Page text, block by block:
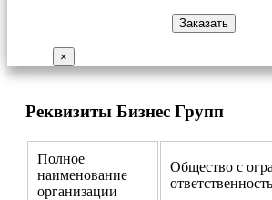
×
Реквизиты Бизнес Групп
Полное
наименование
организации
Общество с